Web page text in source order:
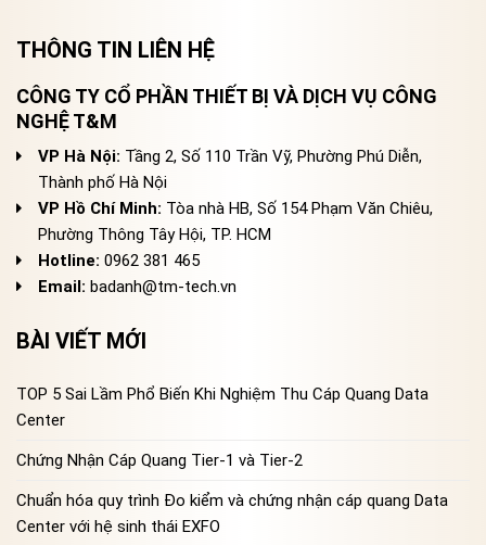
THÔNG TIN LIÊN HỆ
CÔNG TY CỔ PHẦN THIẾT BỊ VÀ DỊCH VỤ CÔNG
NGHỆ T&M
VP Hà Nội: Tầng 2, Số 110 Trần Vỹ, Phường Phú Diễn,
Thành phố Hà Nội
VP Hồ Chí Minh: Tòa nhà HB, Số 154 Phạm Văn Chiêu,
Phường Thông Tây Hội, TP. HCM
Hotline: 0962 381 465
Email: badanh@tm-tech.vn
BÀI VIẾT MỚI
TOP 5 Sai Lầm Phổ Biến Khi Nghiệm Thu Cáp Quang Data
Center
Chứng Nhận Cáp Quang Tier-1 và Tier-2
Chuẩn hóa quy trình Đo kiểm và chứng nhận cáp quang Data
Center với hệ sinh thái EXFO